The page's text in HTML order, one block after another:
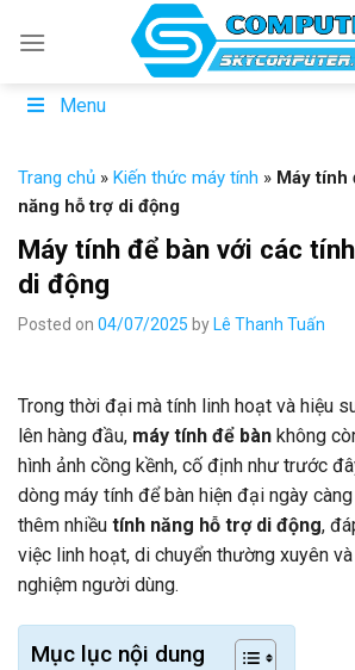
Menu
Trang chủ » Kiến thức máy tính » Máy tính
năng hỗ trợ di động
Máy tính để bàn với các
di động
Posted on 04/07/2025 by Lê Thanh Tuấn
Trong thời đại mà tính linh hoạt và hiệu
lên hàng đầu, máy tính để bàn không
hình ảnh cồng kềnh, cố định như trước
dòng máy tính để bàn hiện đại ngày
thêm nhiều tính năng hỗ trợ di động,
việc linh hoạt, di chuyển thường xuyên
nghiệm người dùng.
Mục lục nội dung